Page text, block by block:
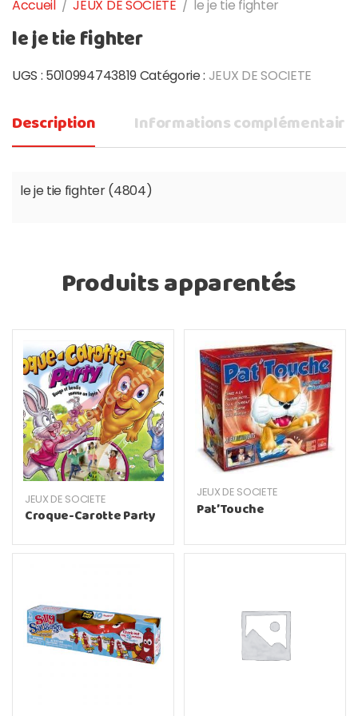
Accueil / JEUX DE SOCIETE / le je tie fighter
le je tie fighter
UGS : 5010994743819Catégorie : JEUX DE SOCIETE
Description Informations
le je tie fighter (4804)
Produits apparentés
JEUX DE SOCIETE
Croque-Carotte Party
JEUX DE SOCIETE
Pat’Touche